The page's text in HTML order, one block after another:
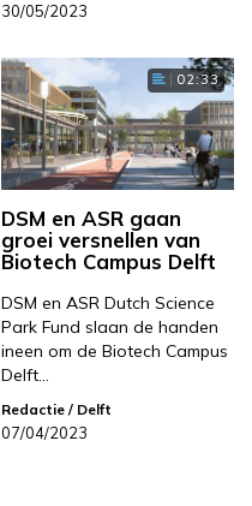
30/05/2023
02:33
DSM en ASR gaan
groei versnellen van
Biotech Campus Delft
DSM en ASR Dutch Science
Park Fund slaan de handen
ineen om de Biotech Campus
Delft…
Redactie / Delft
07/04/2023